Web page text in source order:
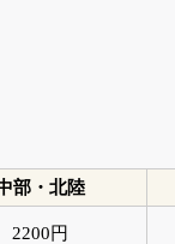
部・北陸
2200円